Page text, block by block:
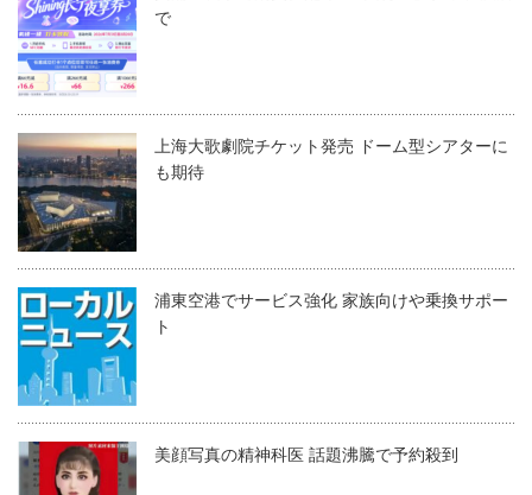
で
上海大歌劇院チケット発売 ドーム型シアターに
も期待
浦東空港でサービス強化 家族向けや乗換サポー
ト
美顔写真の精神科医 話題沸騰で予約殺到